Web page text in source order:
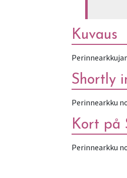
Kuvaus
Shortly
Perinnearkku
Kort på
Perinnearkku